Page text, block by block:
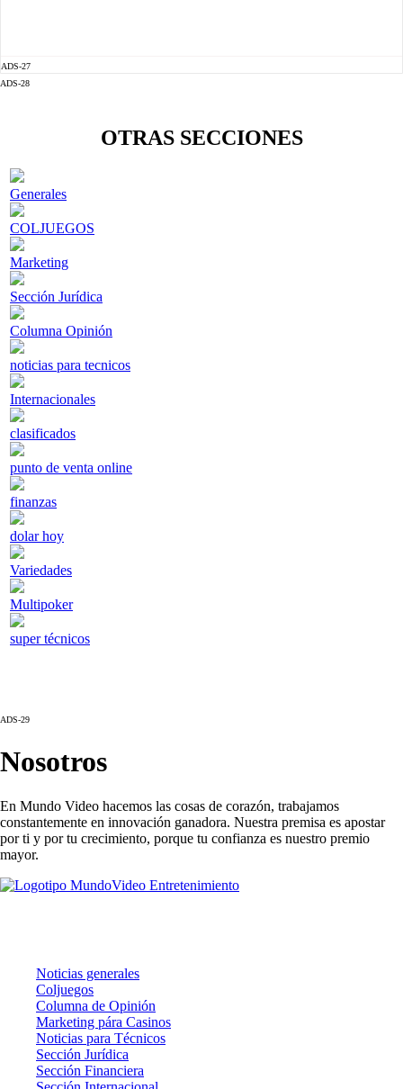
ADS-27
ADS-28
OTRAS SECCIONES
Generales
COLJUEGOS
Marketing
Sección Jurídica
Columna Opinión
noticias para tecnicos
Internacionales
clasificados
punto de venta online
finanzas
dolar hoy
Variedades
Multipoker
super técnicos
ADS-29
Nosotros
En Mundo Video hacemos las cosas de corazón, trabajamos
constantemente en innovación ganadora. Nuestra premisa es apostar
por ti y por tu crecimiento, porque tu confianza es nuestro premio
mayor.
Noticias generales
Coljuegos
Columna de Opinión
Marketing pára Casinos
Noticias para Técnicos
Sección Jurídica
Sección Financiera